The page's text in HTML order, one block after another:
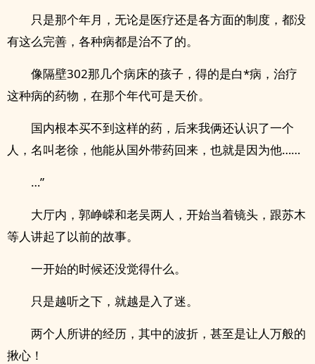
只是那个年月，无论是医疗还是各方面的制度，都没
有这么完善，各种病都是治不了的。
像隔壁302那几个病床的孩子，得的是白*病，治疗
这种病的药物，在那个年代可是天价。
国内根本买不到这样的药，后来我俩还认识了一个
人，名叫老徐，他能从国外带药回来，也就是因为他……
…”
大厅内，郭峥嵘和老吴两人，开始当着镜头，跟苏木
等人讲起了以前的故事。
一开始的时候还没觉得什么。
只是越听之下，就越是入了迷。
两个人所讲的经历，其中的波折，甚至是让人万般的
揪心！